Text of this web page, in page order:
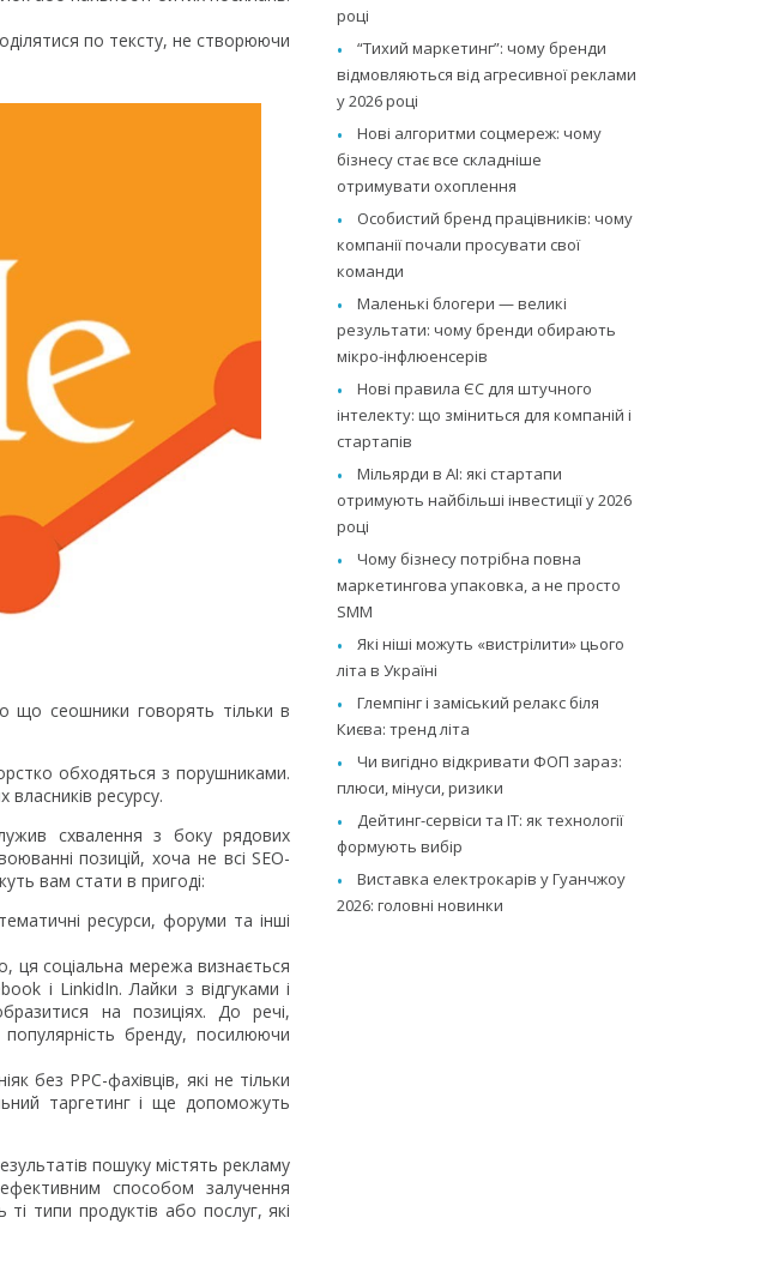
по тексту, не створюючи
що сеошники говорять тільки в
обходяться з порушниками.
власників ресурсу.
схвалення з боку рядових
позицій, хоча не всі SEO-
вам стати в пригоді:
ресурси, форуми та інші
ця соціальна мережа визнається
і LinkidIn. Лайки з відгуками і
на позиціях. До речі,
бренду, посилюючи
без PPC-фахівців, які не тільки
таргетинг і ще допоможуть
пошуку містять рекламу
способом залучення
типи продуктів або послуг, які
році
“Тихий маркетинг”: чому бренди
відмовляються від агресивної реклами
у 2026 році
Нові алгоритми соцмереж: чому
бізнесу стає все складніше
отримувати охоплення
Особистий бренд працівників: чому
компанії почали просувати свої
команди
Маленькі блогери — великі
результати: чому бренди обирають
мікро-інфлюенсерів
Нові правила ЄС для штучного
інтелекту: що зміниться для компаній і
стартапів
Мільярди в AI: які стартапи
отримують найбільші інвестиції у 2026
році
Чому бізнесу потрібна повна
маркетингова упаковка, а не просто
SMM
Які ніші можуть «вистрілити» цього
літа в Україні
Глемпінг і заміський релакс біля
Києва: тренд літа
Чи вигідно відкривати ФОП зараз:
плюси, мінуси, ризики
Дейтинг-сервіси та IT: як технології
формують вибір
Виставка електрокарів у Гуанчжоу
2026: головні новинки